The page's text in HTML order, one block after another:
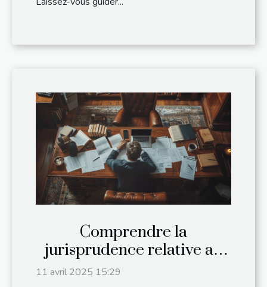
Comprendre la
jurisprudence relative au
fermage impayé
11 avril 2025 15:29